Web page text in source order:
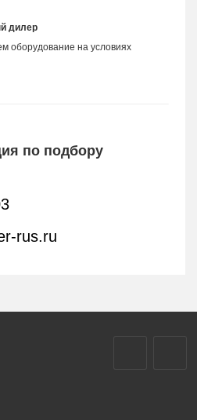
дилер
оборудование на условиях
по подбору
rus.ru